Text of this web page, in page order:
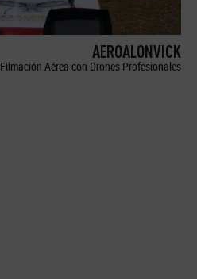
AEROALONVICK
Filmación Aérea con Drones Profesionales